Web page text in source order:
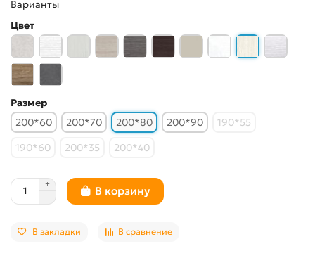
Варианты
Цвет
Размер
200*60
200*70 200*80 200*90
190*55
190*60
200*35 200*40
В корзину
В закладки В сравнение